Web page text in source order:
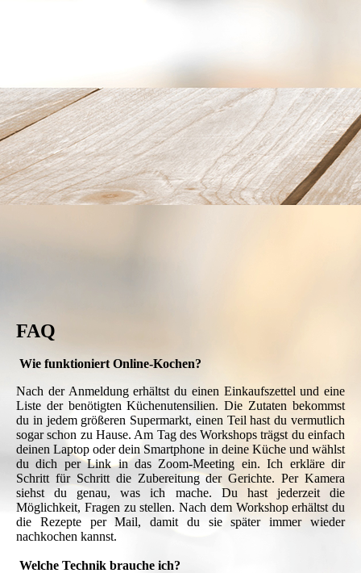
FAQ
Wie funktioniert Online-Kochen?
Nach der Anmeldung erhältst du einen Einkaufszettel und eine
Liste der benötigten Küchenutensilien. Die Zutaten bekommst
du in jedem größeren Supermarkt, einen Teil hast du vermutlich
sogar schon zu Hause. Am Tag des Workshops trägst du einfach
deinen Laptop oder dein Smartphone in deine Küche und wählst
du dich per Link in das Zoom-Meeting ein. Ich erkläre dir
Schritt für Schritt die Zubereitung der Gerichte. Per Kamera
siehst du genau, was ich mache. Du hast jederzeit die
Möglichkeit, Fragen zu stellen. Nach dem Workshop erhältst du
die Rezepte per Mail, damit du sie später immer wieder
nachkochen kannst.
Welche Technik brauche ich?